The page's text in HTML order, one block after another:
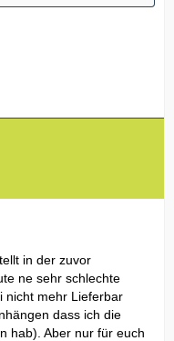
in der zuvor
ne sehr schlechte
nicht mehr Lieferbar
dass ich die
hab). Aber nur für euch